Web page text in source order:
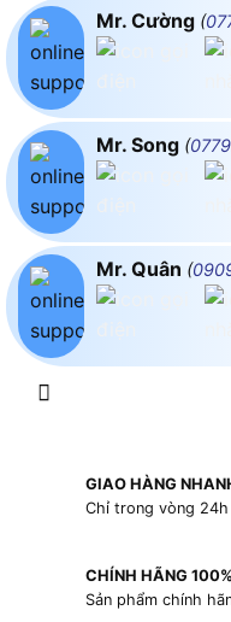
Mr. Cường (
Mr. Song (
Mr. Quân (
GIAO HÀNG
Chỉ trong vòng 24h
CHÍNH HÃNG 100%
Sản phẩm chính